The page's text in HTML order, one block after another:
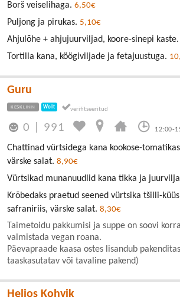
Borš veiselihaga. 6,50€
Puljong ja pirukas. 5,10€
Ahjulõhe + ahjujuurviljad, koore-sinepi kaste.
Tortilla kana, köögiviljade ja fetajuustuga.
Guru
KESKLINN Wolt
0 991 12:00-
Chattinad vürtsidega kana kookose-
värske salat. 8,90€
Vürtsikad munanuudlid kana tikka ja
Krõbedaks praetud seened vürtsika tšilli-
safraniriis, värske salat. 8,30€
Taimetoidu pakkumisi ja suppe on soovi
valmistada vegan roana.
Päevapraade kaasa ostes lisandub
taaskasutatav või tavaline pakend)
Helios Kohvik